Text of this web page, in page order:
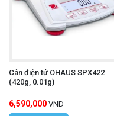
Cân điện tử OHAUS SPX422
(420g, 0.01g)
6,590,000 VND